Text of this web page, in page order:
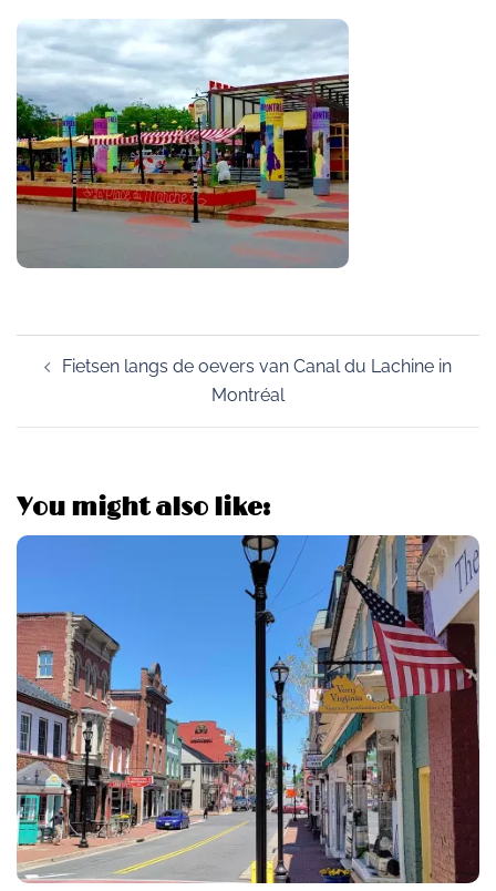
Post
navigation
Fietsen langs de oevers van Canal du Lachine in
Montréal
You might also like: